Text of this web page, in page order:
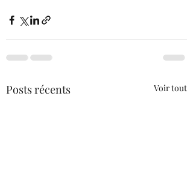
Posts récents Voir tout